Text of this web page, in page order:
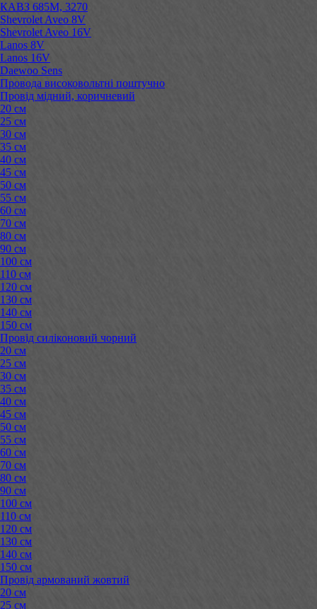
КАВЗ 685М, 3270
Shevrolet Aveo 8V
Shevrolet Aveo 16V
Lanos 8V
Lanos 16V
Daewoo Sens
Провода високовольтні поштучно
Провід мідний, коричневий
20 см
25 см
30 см
35 см
40 см
45 см
50 см
55 см
60 см
70 см
80 см
90 см
100 см
110 см
120 см
130 см
140 см
150 см
Провід силіконовий чорний
20 см
25 см
30 см
35 см
40 см
45 см
50 см
55 см
60 см
70 см
80 см
90 см
100 см
110 см
120 см
130 см
140 см
150 см
Провід армований жовтий
20 см
25 см